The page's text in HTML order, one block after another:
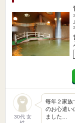
30代 女
毎年２家族
のお心遣い
ました…